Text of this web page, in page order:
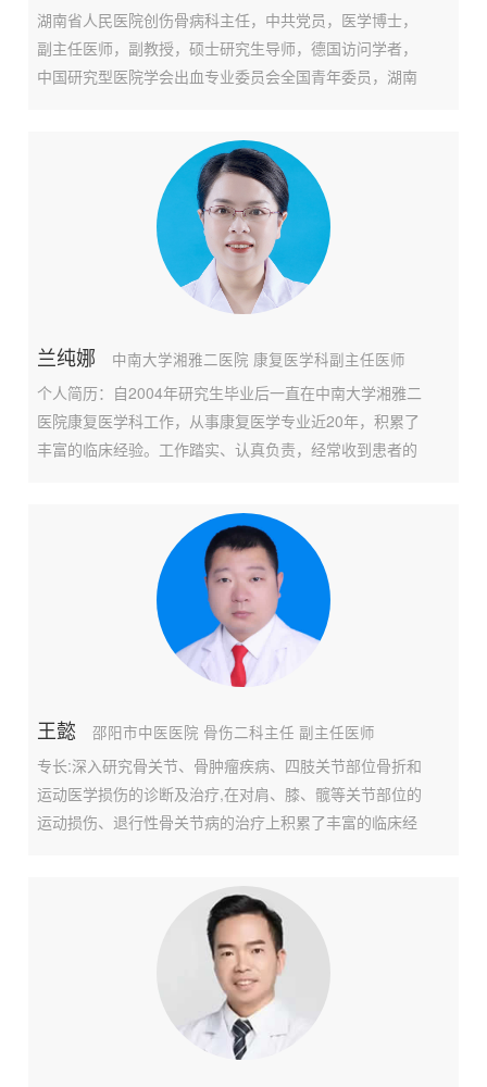
湖南省人民医院创伤骨病科主任，中共党员，医学博士，
副主任医师，副教授，硕士研究生导师，德国访问学者，
中国研究型医院学会出血专业委员会全国青年委员，湖南
的临床经验，尤其擅长骨、关节创伤，脊柱脊髓损伤的微
兰纯娜 中南大学湘雅二医院 康复医学科副主任医师
个人简历：自2004年研究生毕业后一直在中南大学湘雅二
医院康复医学科工作，从事康复医学专业近20年，积累了
丰富的临床经验。工作踏实、认真负责，经常收到患者的
工作。主要社会任职：中国康复医学会青年工作委员会常
王懿 邵阳市中医医院 骨伤二科主任 副主任医师
专长:深入研究骨关节、骨肿瘤疾病、四肢关节部位骨折和
运动医学损伤的诊断及治疗,在对肩、膝、髋等关节部位的
运动损伤、退行性骨关节病的治疗上积累了丰富的临床经
结肩,膝关节韧带损伤、软骨损伤、半月板损伤、髌骨